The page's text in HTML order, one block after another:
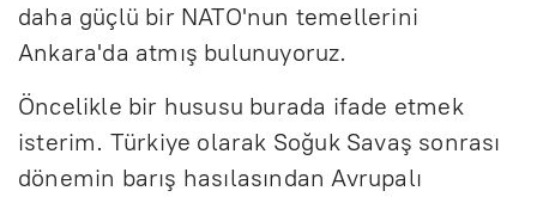
daha güçlü bir NATO'nun temellerini
Ankara'da atmış bulunuyoruz.
Öncelikle bir hususu burada ifade etmek
isterim. Türkiye olarak Soğuk Savaş sonrası
dönemin barış hasılasından Avrupalı